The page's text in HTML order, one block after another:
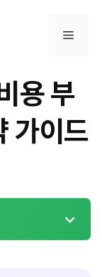
메
용 부
가이드